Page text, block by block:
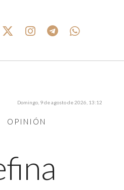
OPINIÓN
Domingo, 9 de agosto de 2026, 13:12